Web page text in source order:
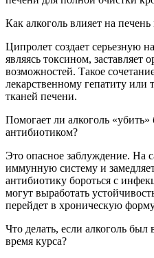
Как алкоголь влияет на
Ципролет создает серьезную
являясь токсином, заставляет
возможностей. Такое
лекарственному гепатиту
тканей печени.
Помогает ли алкоголь «убить»
антибиотиком?
Это опасное заблуждение. На
иммунную систему и
антибиотику бороться с
могут выработать
перейдет в хроническую
Что делать, если алкоголь
время курса?